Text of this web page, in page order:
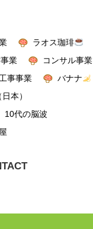
ラオス珈琲
業
コンサル事業
事事業
バナナ
本）
10代の脳波